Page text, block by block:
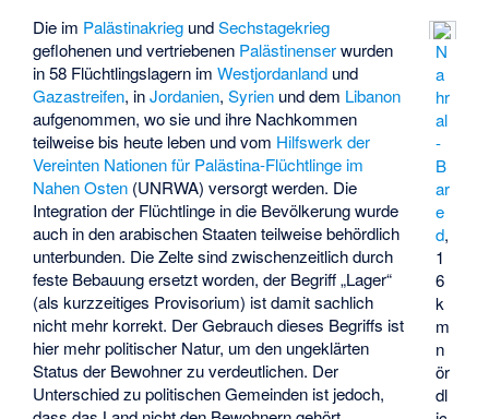
N
a
hr
al
-
B
ar
e
d,
1
6
k
m
n
ör
dl
Die im Palästinakrieg undSechstagekrieg
geflohenen und vertriebenen Palästinenserwurden
in 58 Flüchtlingslagern imWestjordanland und
Gazastreifen, inJordanien,Syrien und dem Libanon
aufgenommen, wo sie und ihre Nachkommen
teilweise bis heute leben und vom Hilfswerk der
Vereinten Nationen für Palästina-Flüchtlinge im
Nahen Osten (UNRWA) versorgt werden. Die
Integration der Flüchtlinge in die Bevölkerung wurde
auch in den arabischen Staaten teilweise behördlich
unterbunden. Die Zelte sind zwischenzeitlich durch
feste Bebauung ersetzt worden, der Begriff „Lager“
(als kurzzeitiges Provisorium) ist damit sachlich
nicht mehr korrekt. Der Gebrauch dieses Begriffs ist
hier mehr politischer Natur, um den ungeklärten
Status der Bewohner zu verdeutlichen. Der
Unterschied zu politischen Gemeinden ist jedoch,